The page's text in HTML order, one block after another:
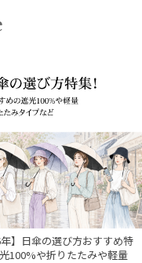
年】日傘の選び方おすすめ特
100%や折りたたみや軽量